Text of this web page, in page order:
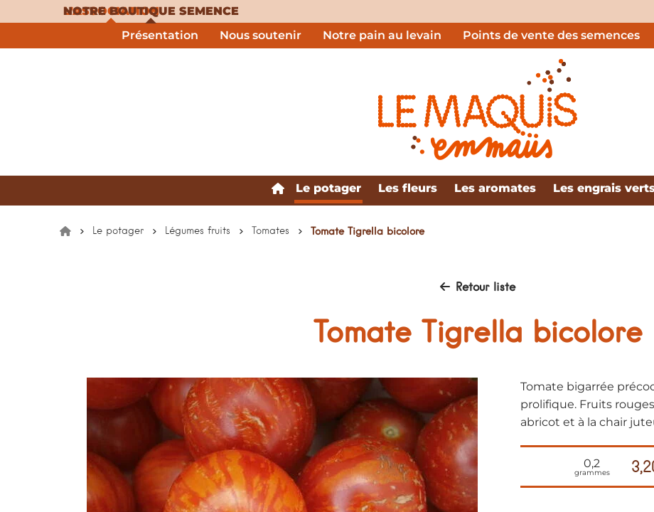
L'ASSOCIATION
Présentation
Nous soutenir Notre pain au levain Points de vente des semences
EMMAÜS le Maquis
NOTRE BOUTIQUE SEMENCE
accueil
Le potager Les fleurs Les aromates Les engrais
Le potager Légumes fruits Tomates Tomate Tigrella bicolore
Retour liste
Tomate Tigrella bicolore
Tomate bigarrée
prolifique. Fruits
abricot et à la chair
0,2
grammes